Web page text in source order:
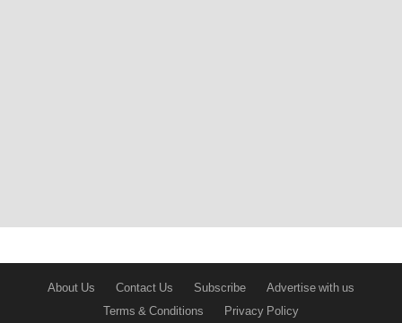
About Us Contact Us Subscribe
Advertise with us
Terms & Conditions
Privacy Policy